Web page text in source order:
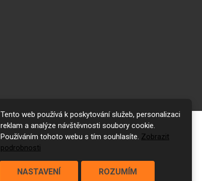
Tento web používá k poskytování služeb, personalizaci
reklam a analýze návštěvnosti soubory cookie.
Používáním tohoto webu s tím souhlasíte. Zobrazit
podrobnosti
NASTAVENÍ ROZUMÍM